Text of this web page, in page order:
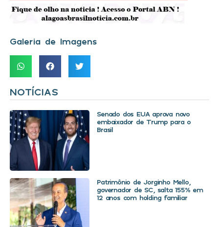
Galeria de Imagens
NOTÍCIAS
Senado dos EUA aprova novo
embaixador de Trump para o
Brasil
Patrimônio de Jorginho Mello,
governador de SC, salta 155% em
12 anos com holding familiar